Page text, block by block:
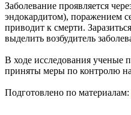
Заболевание проявляется
эндокардитом), поражением
приводит к смерти.
выделить возбудитель
В ходе исследования ученые
приняты меры по контролю
Подготовлено по материалам: